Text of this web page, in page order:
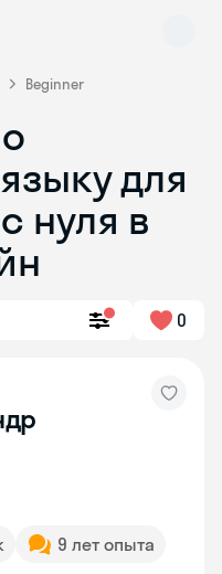
Beginner
для
нуля в
0
9 лет опыта